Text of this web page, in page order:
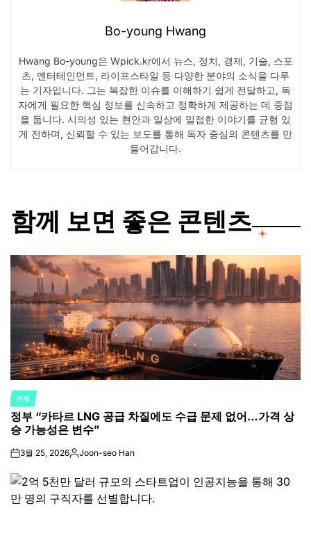
Bo-young Hwang
Hwang Bo-young은 Wpick.kr에서 뉴스, 정치, 경제, 기술, 스포
츠, 엔터테인먼트, 라이프스타일 등 다양한 분야의 소식을 다루
는 기자입니다. 그는 복잡한 이슈를 이해하기 쉽게 전달하고, 독
자에게 필요한 핵심 정보를 신속하고 정확하게 제공하는 데 중점
을 둡니다. 시의성 있는 현안과 일상에 밀접한 이야기를 균형 있
게 전하며, 신뢰할 수 있는 보도를 통해 독자 중심의 콘텐츠를 만
들어갑니다.
함께 보면 좋은 콘텐츠
POSTED
IN
경제
정부 “카타르 LNG 공급 차질에도 수급 문제 없어…가격 상
승 가능성은 변수”
on3월 25, 2026Posted
Joon-seo Han